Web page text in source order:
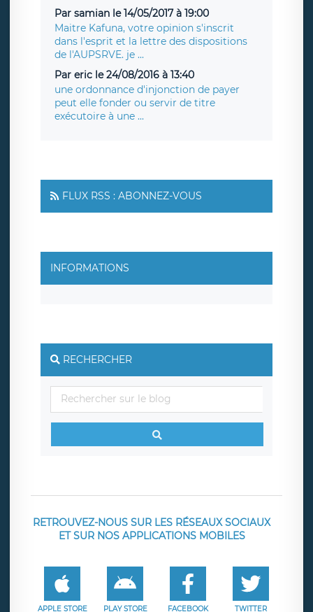
Par samian le 14/05/2017 à 19:00
Maitre Kafuna, votre opinion s'inscrit
dans l'esprit et la lettre des dispositions
de l'AUPSRVE. je ...
Par eric le 24/08/2016 à 13:40
une ordonnance d'injonction de payer
peut elle fonder ou servir de titre
exécutoire à une ...
FLUX RSS : ABONNEZ-VOUS
INFORMATIONS
RECHERCHER
RETROUVEZ-NOUS SUR LES RÉSEAUX SOCIAUX
ET SUR NOS APPLICATIONS MOBILES
APPLE STORE PLAY STORE FACEBOOK TWITTER